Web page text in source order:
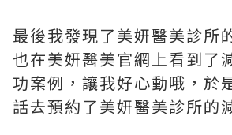
最後我發現了美妍醫美診所
也在美妍醫美官網上看到了
功案例，讓我好心動哦，於
話去預約了美妍醫美診所的